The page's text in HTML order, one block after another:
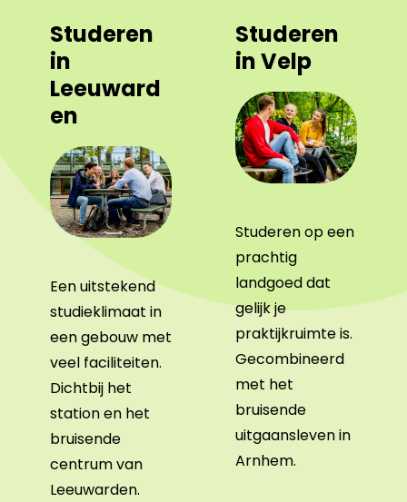
Studeren
in
Leeuward
en
Een uitstekend
studieklimaat in
een gebouw met
veel faciliteiten.
Dichtbij het
station en het
bruisende
centrum van
Leeuwarden.
Studeren
in Velp
Studeren op een
prachtig
landgoed dat
gelijk je
praktijkruimte is.
Gecombineerd
met het
bruisende
uitgaansleven in
Arnhem.